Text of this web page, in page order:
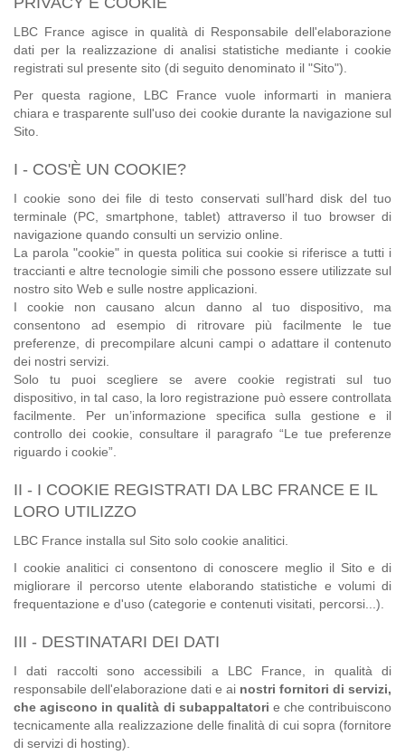
LBC France agisce in qualità di Responsabile dell'elaborazione
dati per la realizzazione di analisi statistiche mediante i cookie
registrati sul presente sito (di seguito denominato il "Sito").
Per questa ragione, LBC France vuole informarti in maniera
chiara e trasparente sull'uso dei cookie durante la navigazione sul
Sito.
I - COS'È UN COOKIE?
I cookie sono dei file di testo conservati sull’hard disk del tuo
terminale (PC, smartphone, tablet) attraverso il tuo browser di
navigazione quando consulti un servizio online.
La parola "cookie" in questa politica sui cookie si riferisce a tutti i
traccianti e altre tecnologie simili che possono essere utilizzate sul
nostro sito Web e sulle nostre applicazioni.
I cookie non causano alcun danno al tuo dispositivo, ma
consentono ad esempio di ritrovare più facilmente le tue
preferenze, di precompilare alcuni campi o adattare il contenuto
dei nostri servizi.
Solo tu puoi scegliere se avere cookie registrati sul tuo
dispositivo, in tal caso, la loro registrazione può essere controllata
facilmente. Per un’informazione specifica sulla gestione e il
controllo dei cookie, consultare il paragrafo “Le tue preferenze
riguardo i cookie”.
II - I COOKIE REGISTRATI DA LBC FRANCE E IL
LORO UTILIZZO
LBC France installa sul Sito solo cookie analitici.
I cookie analitici ci consentono di conoscere meglio il Sito e di
migliorare il percorso utente elaborando statistiche e volumi di
frequentazione e d'uso (categorie e contenuti visitati, percorsi...).
III - DESTINATARI DEI DATI
I dati raccolti sono accessibili a LBC France, in qualità di
responsabile dell'elaborazione dati e ai nostri fornitori di servizi,
che agiscono in qualità di subappaltatori e che contribuiscono
tecnicamente alla realizzazione delle finalità di cui sopra (fornitore
di servizi di hosting).